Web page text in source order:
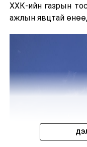
ХХК-ийн газрын
ажлын явцтай